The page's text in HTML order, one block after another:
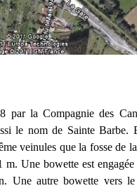
par la Compagnie des
le nom de Sainte Barbe.
veinules que la fosse de
m. Une bowette est
Une autre bowette vers